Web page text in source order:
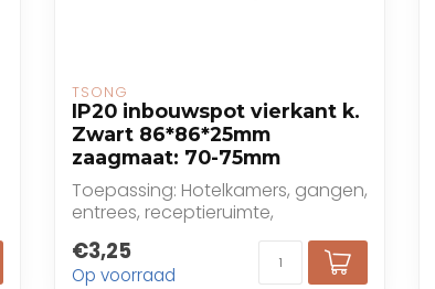
TSONG
IP20 inbouwspot vierkant k.
Zwart 86*86*25mm
zaagmaat: 70-75mm
Toepassing: Hotelkamers, gangen,
entrees, receptieruimte,
restaurants, bars, caf...
€3,25
Op voorraad